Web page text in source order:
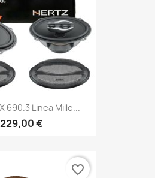
690.3 Linea Mille...
229,00 €
favorite_border